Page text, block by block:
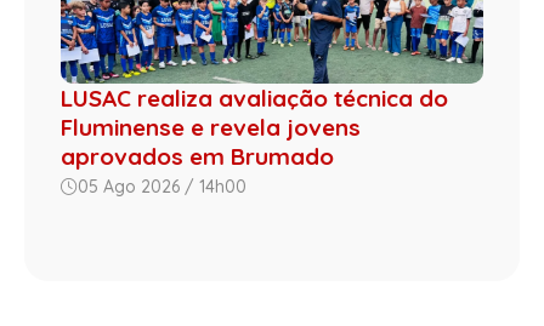
LUSAC realiza avaliação técnica do
Fluminense e revela jovens
aprovados em Brumado
05 Ago 2026 / 14h00